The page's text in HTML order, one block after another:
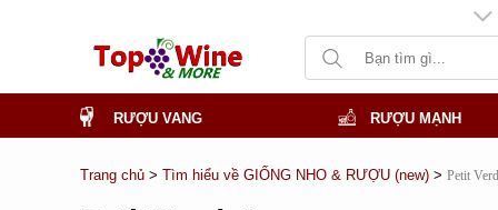
RƯỢU VANG RƯỢU MẠNH
Trang chủ > Tìm hiểu về GIỐNG NHO & RƯỢU (new) > Petit